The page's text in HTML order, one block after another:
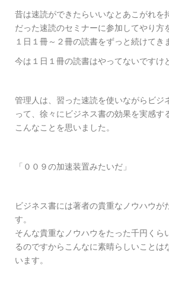
昔は速読ができたらいいなとあこがれを
だった速読のセミナーに参加してやり方
１日１冊～２冊の読書をずっと続けてき
今は１日１冊の読書はやってないですけ
管理人は、習った速読を使いながらビジ
って、徐々にビジネス書の効果を実感す
こんなことを思いました。
「００９の加速装置みたいだ」
ビジネス書には著者の貴重なノウハウが
す。
そんな貴重なノウハウをたった千円くら
るのですからこんなに素晴らしいことは
います。